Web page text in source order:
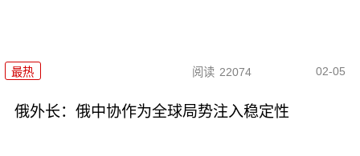
最热 阅读 22074 02-05
俄外长：俄中协作为全球局势注入稳定性